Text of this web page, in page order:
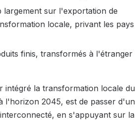
largement sur l'exportation de
locale, privant les pays
finis, transformés à l'étranger
intégré la transformation locale du
l'horizon 2045, est de passer d'un
en s'appuyant sur la